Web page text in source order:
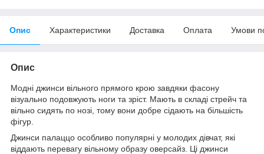
Опис Характеристики Доставка Оплата Умови
Опис
Модні джинси вільного прямого крою завдяки фасону
візуально подовжують ноги та зріст. Мають в складі стрейч та
вільно сидять по нозі, тому вони добре сідають на більшість
фігур.
Джинси палаццо особливо популярні у молодих дівчат, які
віддають перевагу вільному образу оверсайз. Ці джинси